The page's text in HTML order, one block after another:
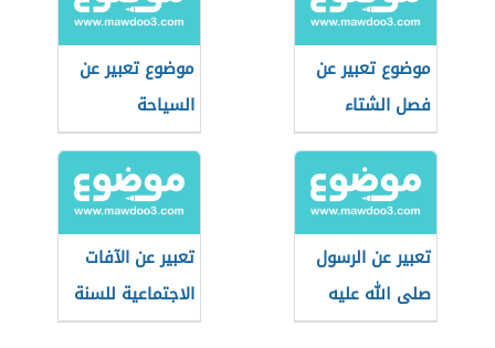
موضوع تعبير عن
فصل الشتاء
موضوع تعبير عن
السياحة
تعبير عن الرسول
صلى الله عليه
وسلم
تعبير عن الآفات
الاجتماعية للسنة
الثالثة متوسط